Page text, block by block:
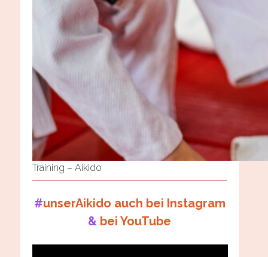
Training – Aikido
#unserAikido auch bei Instagram
& bei YouTube